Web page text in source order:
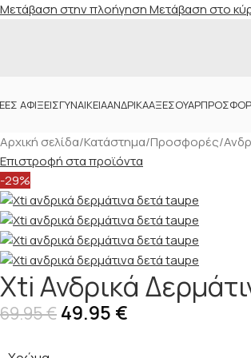
Μετάβαση στην πλοήγησηΜετάβαση στο
ΑΦΊΞΕΙΣΓΥΝΑΙΚΕΊΑΑΝΔΡΙΚΆΑΞΕΣΟΥΆΡ
Αρχική σελίδα/Κατάστημα/Προσφορές/
Επιστροφή στα προϊόντα
-29%
Xti Ανδρικά
69.95€ 49.95 €